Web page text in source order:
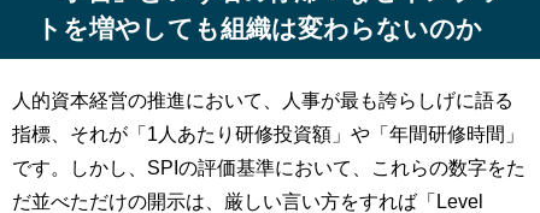
トを増やしても組織は変わらないのか
人的資本経営の推進において、人事が最も誇らしげに語る
指標、それが「1人あたり研修投資額」や「年間研修時間」
です。しかし、SPIの評価基準において、これらの数字をた
だ並べただけの開示は、厳しい言い方をすれば「Level